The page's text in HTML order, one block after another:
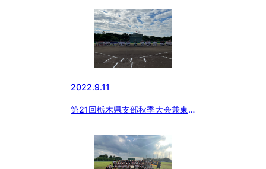
2022.9.11
第21回栃木県支部秋季大会兼東